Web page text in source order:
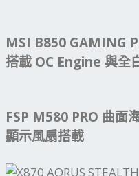
MSI B850 GAMING
搭載 OC Engine 與全
FSP M580 PRO 曲面
顯示風扇搭載